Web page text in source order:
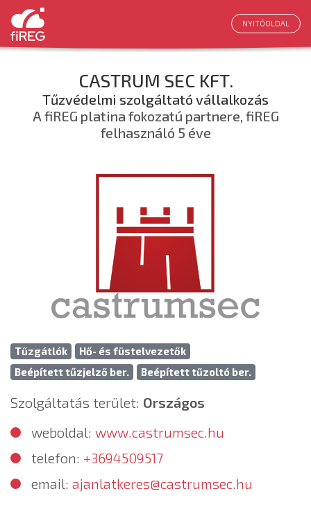
NYITÓOLDAL
CASTRUM SEC KFT.
Tűzvédelmi szolgáltató vállalkozás
A fiREG platina fokozatú partnere, fiREG
felhasználó 5 éve
Tűzgátlók
Hő- és füstelvezetők
Beépített tűzjelző ber.
Beépített tűzoltó ber.
Szolgáltatás terület: Országos
weboldal: www.castrumsec.hu
telefon: +3694509517
email: ajanlatkeres@castrumsec.hu